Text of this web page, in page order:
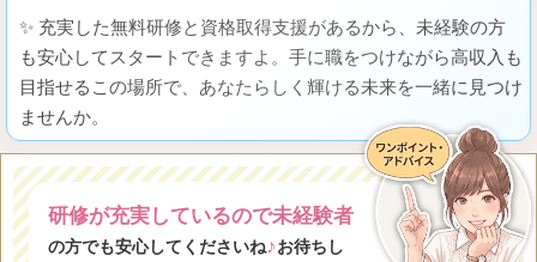
✨ 充実した無料研修と資格取得支援があるから、未経験の方
も安心してスタートできますよ。手に職をつけながら高収入も
目指せるこの場所で、あなたらしく輝ける未来を一緒に見つけ
ませんか。
研修が充実しているので未経験者
の方でも安心してくださいね♪お待ちし